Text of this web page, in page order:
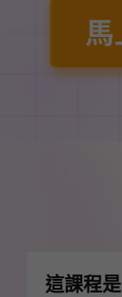
這課程